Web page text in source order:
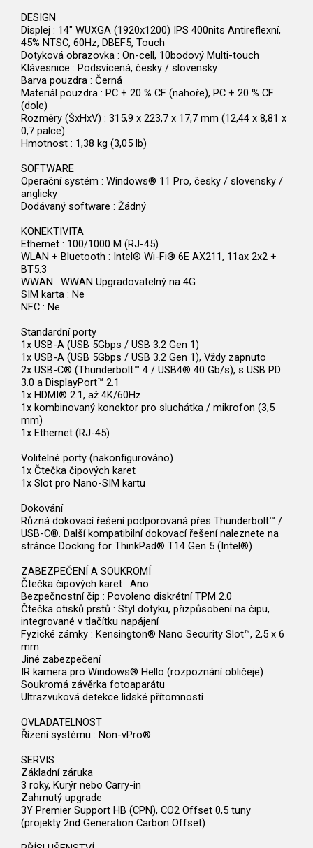
DESIGN
Displej : 14" WUXGA (1920x1200) IPS 400nits Antireflexní,
45% NTSC, 60Hz, DBEF5, Touch
Dotyková obrazovka : On-cell, 10bodový Multi-touch
Klávesnice : Podsvícená, česky / slovensky
Barva pouzdra : Černá
Materiál pouzdra : PC + 20 % CF (nahoře), PC + 20 % CF
(dole)
Rozměry (ŠxHxV) : 315,9 x 223,7 x 17,7 mm (12,44 x 8,81 x
0,7 palce)
Hmotnost : 1,38 kg (3,05 lb)
SOFTWARE
Operační systém : Windows® 11 Pro, česky / slovensky /
anglicky
Dodávaný software : Žádný
KONEKTIVITA
Ethernet : 100/1000 M (RJ-45)
WLAN + Bluetooth : Intel® Wi-Fi® 6E AX211, 11ax 2x2 +
BT5.3
WWAN : WWAN Upgradovatelný na 4G
SIM karta : Ne
NFC : Ne
Standardní porty
1x USB-A (USB 5Gbps / USB 3.2 Gen 1)
1x USB-A (USB 5Gbps / USB 3.2 Gen 1), Vždy zapnuto
2x USB-C® (Thunderbolt™ 4 / USB4® 40 Gb/s), s USB PD
3.0 a DisplayPort™ 2.1
1x HDMI® 2.1, až 4K/60Hz
1x kombinovaný konektor pro sluchátka / mikrofon (3,5
mm)
1x Ethernet (RJ-45)
Volitelné porty (nakonfigurováno)
1x Čtečka čipových karet
1x Slot pro Nano-SIM kartu
Dokování
Různá dokovací řešení podporovaná přes Thunderbolt™ /
USB-C®. Další kompatibilní dokovací řešení naleznete na
stránce Docking for ThinkPad® T14 Gen 5 (Intel®)
ZABEZPEČENÍ A SOUKROMÍ
Čtečka čipových karet : Ano
Bezpečnostní čip : Povoleno diskrétní TPM 2.0
Čtečka otisků prstů : Styl dotyku, přizpůsobení na čipu,
integrované v tlačítku napájení
Fyzické zámky : Kensington® Nano Security Slot™, 2,5 x 6
mm
Jiné zabezpečení
IR kamera pro Windows® Hello (rozpoznání obličeje)
Soukromá závěrka fotoaparátu
Ultrazvuková detekce lidské přítomnosti
OVLADATELNOST
Řízení systému : Non-vPro®
SERVIS
Základní záruka
3 roky, Kurýr nebo Carry-in
Zahrnutý upgrade
3Y Premier Support HB (CPN), CO2 Offset 0,5 tuny
(projekty 2nd Generation Carbon Offset)